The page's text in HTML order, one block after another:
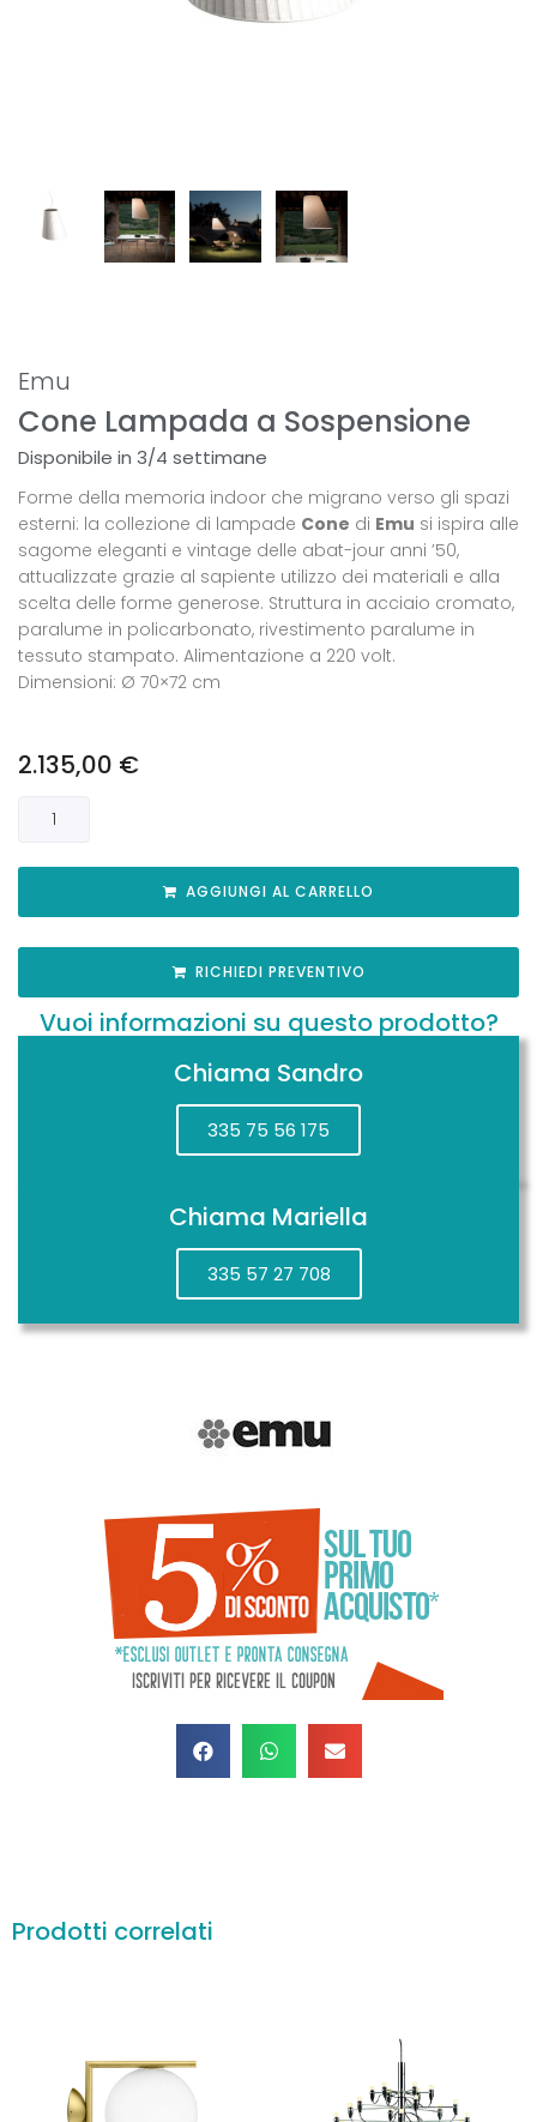
Emu
Cone Lampada a Sospensione
Disponibile in 3/4 settimane
Forme della memoria indoor che migrano verso gli spazi
esterni: la collezione di lampade Cone di Emu si ispira alle
sagome eleganti e vintage delle abat-jour anni ’50,
attualizzate grazie al sapiente utilizzo dei materiali e alla
scelta delle forme generose. Struttura in acciaio cromato,
paralume in policarbonato, rivestimento paralume in
tessuto stampato. Alimentazione a 220 volt.
Dimensioni: Ø 70×72 cm
2.135,00 €
AGGIUNGI AL CARRELLO
RICHIEDI PREVENTIVO
Vuoi informazioni su questo prodotto?
Chiama Sandro
335 75 56 175
Chiama Mariella
335 57 27 708
Prodotti correlati